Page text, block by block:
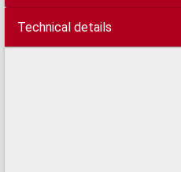
Technical details